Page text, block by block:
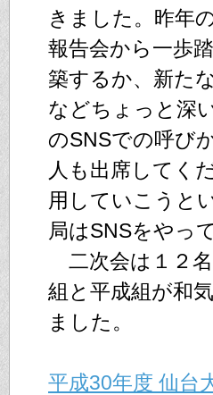
きました。昨年
報告会から一歩
築するか、新た
などちょっと深
のSNSでの呼び
人も出席してく
用していこうと
局はSNSをやっ
二次会は１２
組と平成組が和
ました。
平成30年度 仙台